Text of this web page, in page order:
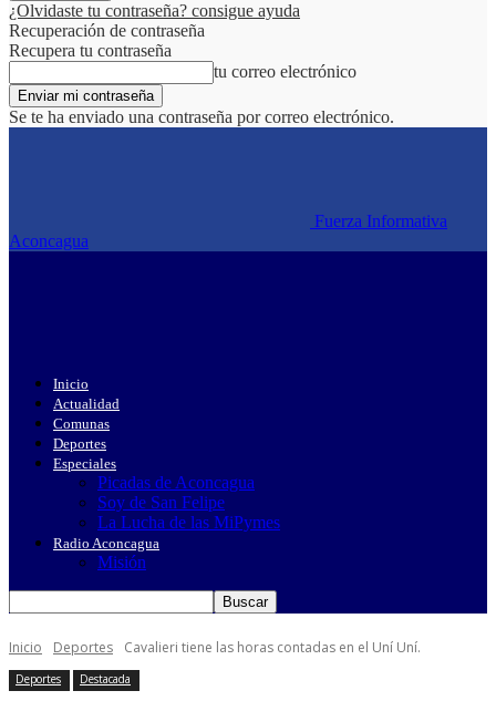
¿Olvidaste tu contraseña? consigue ayuda
Recuperación de contraseña
Recupera tu contraseña
tu correo electrónico
Se te ha enviado una contraseña por correo electrónico.
Fuerza Informativa
Aconcagua
Inicio
Actualidad
Comunas
Deportes
Especiales
Picadas de Aconcagua
Soy de San Felipe
La Lucha de las MiPymes
Radio Aconcagua
Misión
Inicio Deportes Cavalieri tiene las horas contadas en el Uní Uní.
Deportes Destacada